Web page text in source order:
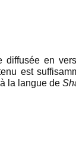
diffusée en
est
la langue de